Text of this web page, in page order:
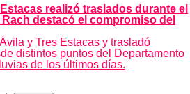
realizó traslados durante el
destacó el compromiso del
y Tres Estacas y trasladó
distintos puntos del Departamento
de los últimos días.